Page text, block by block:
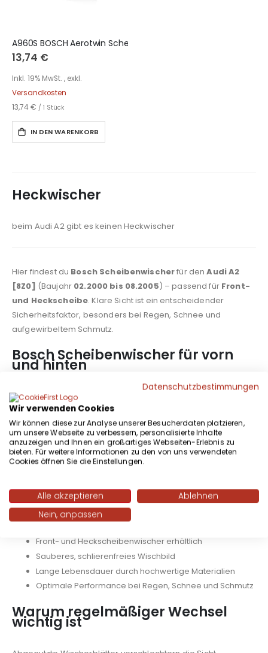
A960S BOSCH Aerotwin Scheibenwischer
13,74 €
Inkl. 19% MwSt. , exkl.
Versandkosten
13,74 € / 1 Stück
IN DEN WARENKORB
Heckwischer
beim Audi A2 gibt es keinen Heckwischer
Hier findest du Bosch Scheibenwischerfür denAudi A2
[8Z0] (Baujahr 02.2000 bis 08.2005) – passend für Front-
und Heckscheibe. Klare Sicht ist ein entscheidender
Sicherheitsfaktor, besonders bei Regen, Schnee und
aufgewirbeltem Schmutz.
Bosch Scheibenwischer für vorn
und hinten
Die hochwertigen Bosch Wischerblätter sorgen vorne für ein
gleichmäßiges, streifenfreies Wischbild und hinten für freie
Sicht nach hinten – ideal im Stadtverkehr, bei
Autobahnfahrten oder beim Einparken. Dank moderner
Gummimischung arbeiten die Scheibenwischer leise und
reduzieren störendes Rubbeln oder Quietschen.
Vorteile im Überblick
Front- und Heckscheibenwischer erhältlich
Sauberes, schlierenfreies Wischbild
Lange Lebensdauer durch hochwertige Materialien
Optimale Performance bei Regen, Schnee und Schmutz
Warum regelmäßiger Wechsel
wichtig ist
Datenschutzbestimmungen
Wir verwenden Cookies
Wir können diese zur Analyse unserer Besucherdaten platzieren,
um unsere Webseite zu verbessern, personalisierte Inhalte
anzuzeigen und Ihnen ein großartiges Webseiten-Erlebnis zu
bieten. Für weitere Informationen zu den von uns verwendeten
Cookies öffnen Sie die Einstellungen.
Alle akzeptieren
Ablehnen
Nein, anpassen